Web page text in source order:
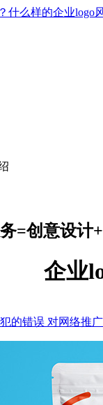
=创意设计
企业
的错误 对网络推